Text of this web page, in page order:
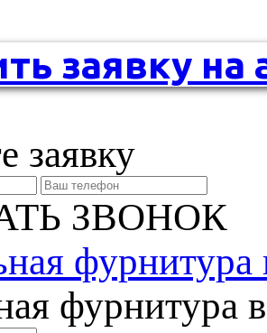
заявку на
заявку
ЗВОНОК
фурнитура